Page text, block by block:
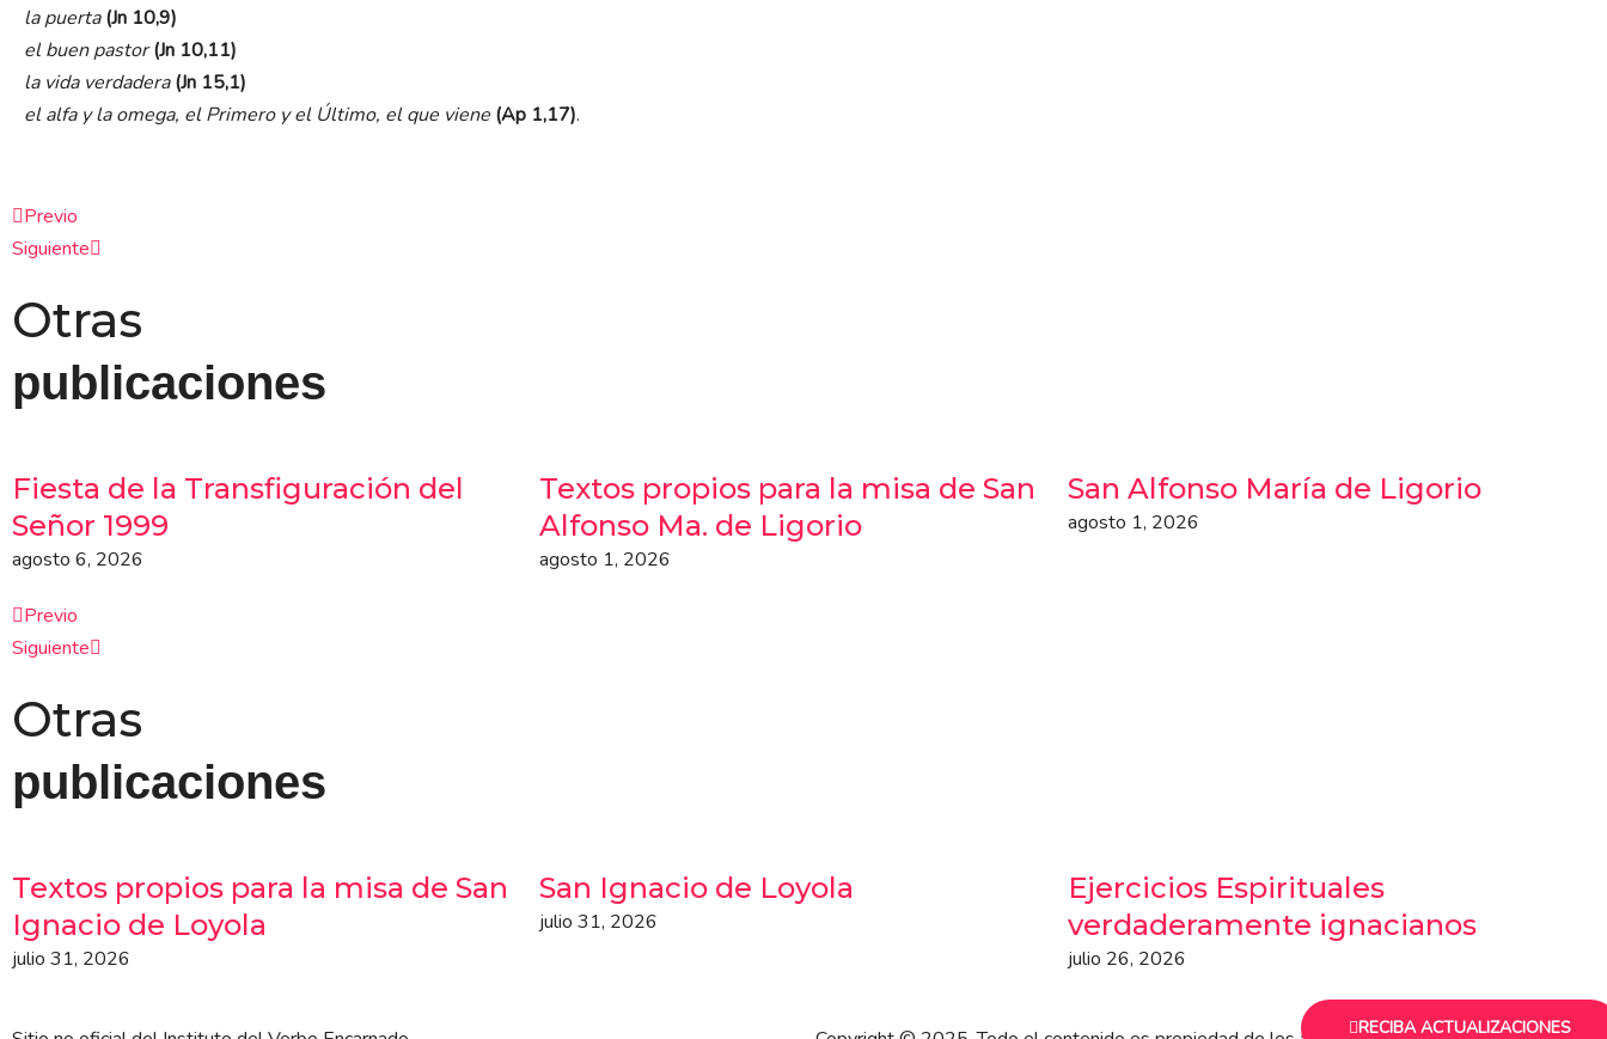
la puerta (Jn 10,9)
el buen pastor (Jn 10,11)
la vida verdadera (Jn 15,1)
el alfa y la omega, el Primero y el Último, el que viene (Ap 1,17).
Ant
Previo
Siguiente
Otras
publicaciones
Fiesta de la Transfiguración del
Señor 1999
agosto 6, 2026
Textos propios para la misa de San
Alfonso Ma. de Ligorio
agosto 1, 2026
San Alfonso María de Ligorio
agosto 1, 2026
Ant
Previo
Siguiente
Otras
publicaciones
Textos propios para la misa de San
Ignacio de Loyola
julio 31, 2026
San Ignacio de Loyola
julio 31, 2026
Ejercicios Espirituales
verdaderamente ignacianos
julio 26, 2026
RECIBA ACTUALIZACIONES